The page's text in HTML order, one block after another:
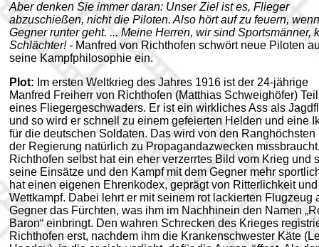
Aber denken Sie immer daran: Unser Ziel ist es, Flieger
abzuschießen, nicht die Piloten. Also hört auf zu feuern,
Gegner runter geht. ... Meine Herren, wir sind Sportsmänner,
Schlächter! - Manfred von Richthofen schwört neue Piloten
seine Kampfphilosophie ein.
Plot: Im ersten Weltkrieg des Jahres 1916 ist der 24-jährige
Manfred Freiherr von Richthofen (Matthias Schweighöfer) Teil
eines Fliegergeschwaders. Er ist ein wirkliches Ass als
und so wird er schnell zu einem gefeierten Helden und eine
für die deutschen Soldaten. Das wird von den Ranghöchsten
der Regierung natürlich zu Propagandazwecken
Richthofen selbst hat ein eher verzerrtes Bild vom Krieg und
seine Einsätze und den Kampf mit dem Gegner mehr
hat einen eigenen Ehrenkodex, geprägt von Ritterlichkeit und
Wettkampf. Dabei lehrt er mit seinem rot lackierten Flugzeug
Gegner das Fürchten, was ihm im Nachhinein den Namen
Baron“ einbringt. Den wahren Schrecken des Krieges
Richthofen erst, nachdem ihm die Krankenschwester Käte